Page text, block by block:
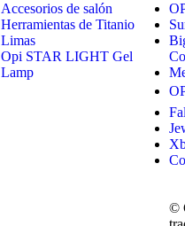
Accesorios de salón
Herramientas de Titanio
Limas
Opi STAR LIGHT Gel
Lamp
©